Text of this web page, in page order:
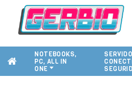
NOTEBOOKS,
PC, ALL IN
ONE